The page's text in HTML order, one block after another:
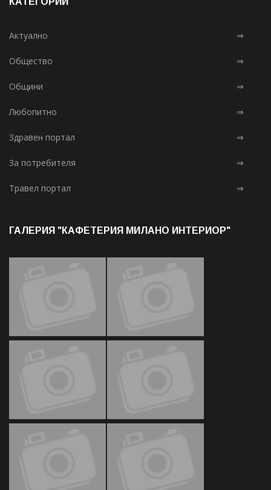
Актуално ⇒
Общество ⇒
Общини ⇒
Любопитно ⇒
Здравен портал ⇒
За потребителя ⇒
Травел портал ⇒
ГАЛЕРИЯ "КАФЕТЕРИЯ МИЛАНО ИНТЕРИОР"